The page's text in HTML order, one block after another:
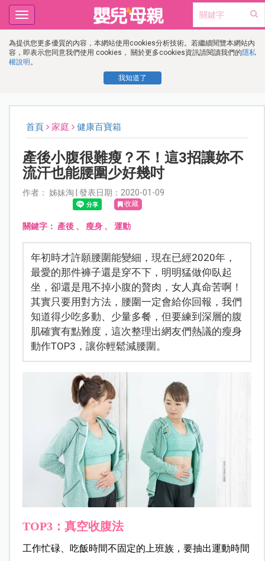
為提供您更多優質的內容，本網站使用cookies分析技術。若繼續閱覽本網站內
容，即表示您同意我們使用 cookies， 關於更多cookies資訊請閱讀我們的隱私
權說明 。
我知道了
Toggle
navigation
首頁 家庭 健康百寶箱
產後小腹很難瘦？不！這3招讓妳不
流汗也能腰圍少好幾吋
作者： 姊妹淘 | 發表日期：2020-01-09
收藏
關鍵字： 產後、 瘦身、 運動
年初時才許願腰圍能變細，現在已經2020年，
最愛的那件褲子還是穿不下，明明猛做仰臥起
坐，卻還是甩不掉小腹的贅肉，女人真命苦啊！
其實只要用對方法，腰圍一定會給你回報，我們
知道得少吃多動、少量多餐，但要練到深層的腹
肌確實有點難度，這次整理出網友們熱議的瘦身
動作TOP3，讓你輕鬆減腰圍。
TOP3：真空收腹法
工作忙碌、吃飯時間不固定的上班族，要抽出運動時間